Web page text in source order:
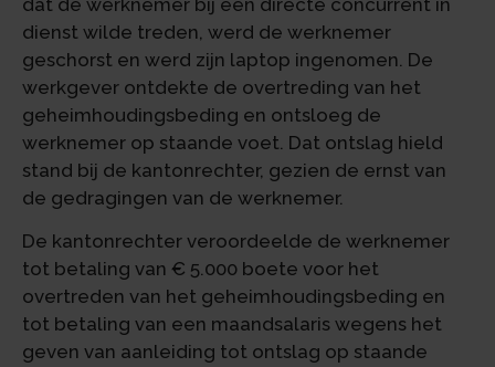
dienst wilde treden, werd de werknemer
geschorst en werd zijn laptop ingenomen. De
werkgever ontdekte de overtreding van het
geheimhoudingsbeding en ontsloeg de
werknemer op staande voet. Dat ontslag hield
stand bij de kantonrechter, gezien de ernst van
de gedragingen van de werknemer.
De kantonrechter veroordeelde de werknemer
tot betaling van € 5.000 boete voor het
overtreden van het geheimhoudingsbeding en
tot betaling van een maandsalaris wegens het
geven van aanleiding tot ontslag op staande